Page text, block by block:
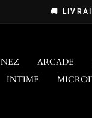
🚚
NEZ ARCADE
INTIME